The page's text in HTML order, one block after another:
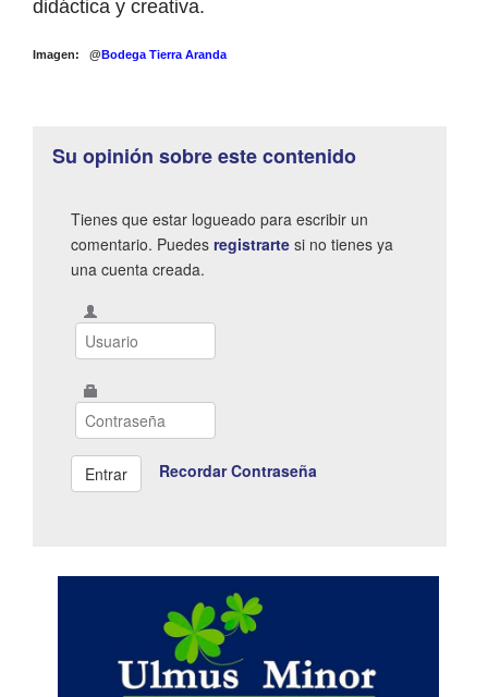
didáctica y creativa.
Imagen: @Bodega Tierra Aranda
Su opinión sobre este contenido
Tienes que estar logueado para escribir un
comentario. Puedes registrarte si no tienes ya
una cuenta creada.
Recordar Contraseña